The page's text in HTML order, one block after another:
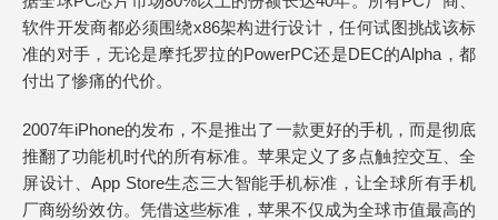
软件开发商都必须围绕x86架构进行设计，任何试图挑战该标
准的对手，无论是摩托罗拉的PowerPC还是DEC的Alpha，都
付出了惨痛的代价。
2007年iPhone的发布，不是推出了一款更好的手机，而是彻底
推翻了功能机时代的所有标准。苹果定义了多点触控交互、全
屏设计、App Store生态三大智能手机标准，让全球所有手机
厂商纷纷效仿。凭借这些标准，苹果不仅成为全球市值最高的